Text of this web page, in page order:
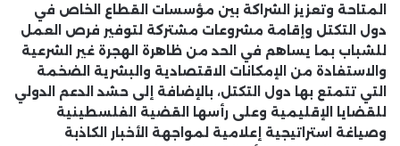
المتاحة وتعزيز الشراكة بين مؤسسات القطاع الخاص في
دول التكتل وإقامة مشروعات مشتركة لتوفير فرص العمل
للشباب بما يساهم في الحد من ظاهرة الهجرة غير الشرعية
والاستفادة من الإمكانات الاقتصادية والبشرية الضخمة
التي تتمتع بها دول التكتل، بالإضافة إلى حشد الدعم الدولي
للقضايا الإقليمية وعلى رأسها القضية الفلسطينية
وصياغة استراتيجية إعلامية لمواجهة الأخبار الكاذبة